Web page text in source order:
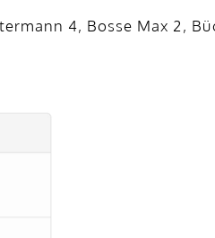
4, Bosse Max 2,